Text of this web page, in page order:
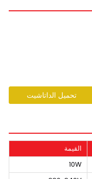
تحميل الداتاشيت
القيمة
10W